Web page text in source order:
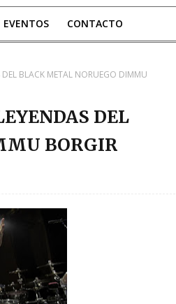
EVENTOS CONTACTO
BLACK METAL NORUEGO DIMMU
DEL
BORGIR